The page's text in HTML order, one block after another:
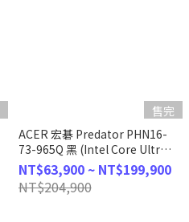
WQXGA/240Hz/18)
售完
ACER 宏碁 Predator PHN16-
73-965Q 黑 (Intel Core Ultra
9
275HX/16G/512G/RTX5070TI/
客製化AI電競筆電
NT$63,900 ~ NT$199,900
NT$204,900